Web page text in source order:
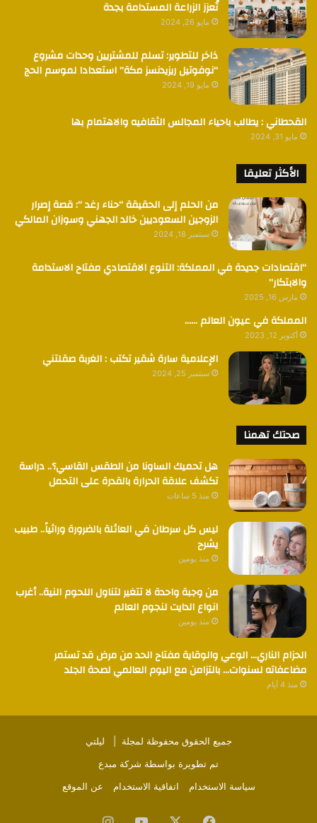
تُعزز الزراعة المستدامة بجدة
مايو 26, 2024
ذاخر للتطوير: تسلم للمشتريين وحدات مشروع
“نوفوتيل ريزيدنسز مكة” استعدادا لموسم الحج
مايو 19, 2024
القحطاني : يطالب باحياء المجالس الثقافيه والاهتمام بها
مايو 31, 2024
الأكثر تعليقا
من الحلم إلى الحقيقة “حناء رغد “: قصة إصرار
الزوجين السعوديين خالد الجهني وسوزان المالكي
سبتمبر 18, 2024
“اقتصادات جديدة في المملكة: التنوع الاقتصادي مفتاح الاستدامة
والابتكار”
مارس 16, 2025
المملكة في عيون العالم ……
أكتوبر 12, 2023
الإعلامية سارة شقير تكتب : الغربة صقلتني
سبتمبر 25, 2024
صحتك تهمنا
هل تحميك الساونا من الطقس القاسي؟.. دراسة
تكشف علاقة الحرارة بالقدرة على التحمل
منذ 5 ساعات
ليس كل سرطان في العائلة بالضرورة وراثياً.. طبيب
يشرح
منذ يومين
من وجبة واحدة لا تتغير لتناول اللحوم النية.. أغرب
انواع الدايت لنجوم العالم
منذ يومين
الحزام الناري… الوعي والوقاية مفتاح الحد من مرض قد تستمر
مضاعفاته لسنوات… بالتزامن مع اليوم العالمي لصحة الجلد
منذ 4 أيام
جميع الحقوق محفوظة لمجلة | ليلتي
تم تطويرة بواسطة شركة مبدع
سياسة الاستخدام
اتفاقية الاستخدام عن الموقع